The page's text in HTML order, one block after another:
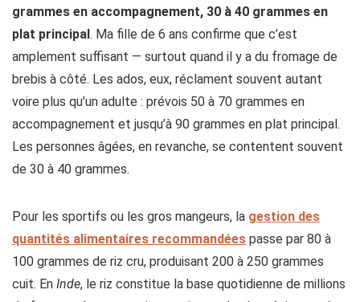
grammes en accompagnement, 30 à 40 grammes en
plat principal. Ma fille de 6 ans confirme que c’est
amplement suffisant — surtout quand il y a du fromage de
brebis à côté. Les ados, eux, réclament souvent autant
voire plus qu’un adulte : prévois 50 à 70 grammes en
accompagnement et jusqu’à 90 grammes en plat principal.
Les personnes âgées, en revanche, se contentent souvent
de 30 à 40 grammes.
Pour les sportifs ou les gros mangeurs, la gestion des
quantités alimentaires recommandées passe par 80 à
100 grammes de riz cru, produisant 200 à 250 grammes
cuit. En Inde, le riz constitue la base quotidienne de millions